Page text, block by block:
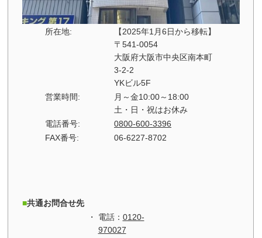
所在地:
【2025年1月6日から移転】
〒541-0054
大阪府大阪市中央区南本町
3-2-2
YKビル5F
営業時間:
月～金10:00～18:00
土・日・祝はお休み
電話番号:
0800-600-3396
FAX番号:
06-6227-8702
共通お問合せ先
電話： 0120-
970027